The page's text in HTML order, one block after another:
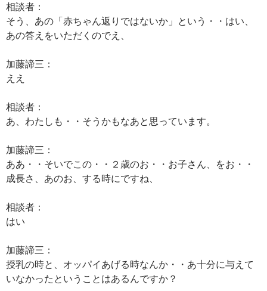
相談者：
そう、あの「赤ちゃん返りではないか」という・・はい、
あの答えをいただくのでえ、
加藤諦三：
ええ
相談者：
あ、わたしも・・そうかもなあと思っています。
加藤諦三：
ああ・・そいでこの・・２歳のお・・お子さん、をお・・
成長さ、あのお、する時にですね、
相談者：
はい
加藤諦三：
授乳の時と、オッパイあげる時なんか・・あ十分に与えて
いなかったということはあるんですか？